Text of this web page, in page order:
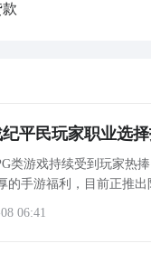
平民玩家职业选
类游戏持续受到玩家热
的手游福利，目前正推
06:41